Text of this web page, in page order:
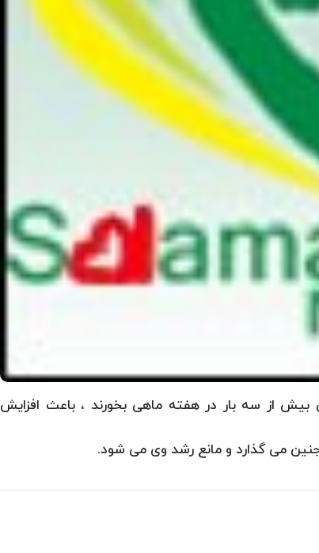
بیش از سه بار در هفته ماهی بخورند ، باعث افزایش
می گذارد و مانع رشد وی می شود.